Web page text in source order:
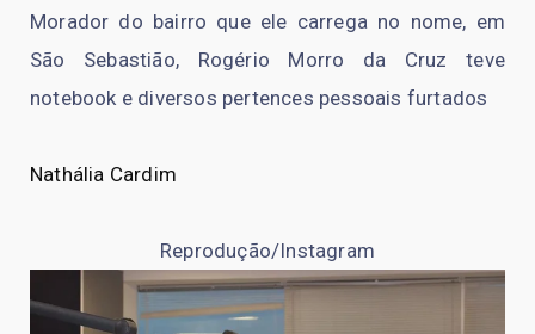
Morador do bairro que ele carrega no nome, em
São Sebastião, Rogério Morro da Cruz teve
notebook e diversos pertences pessoais furtados
Nathália Cardim
Reprodução/Instagram